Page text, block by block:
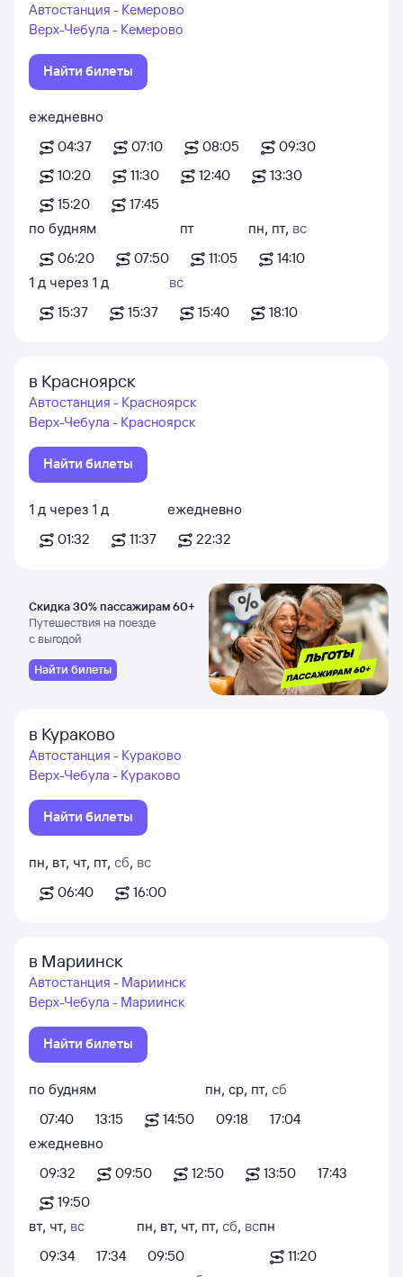
Автостанция - Кемерово
Верх-Чебула - Кемерово
Найти билеты
ежедневно
04:37
07:10 08:05
09:30
10:20
11:30 12:40
13:30
15:20
17:45
по будням
06:20
07:50
пт
11:05
пн, пт, вс
14:10
1 д через 1 д
15:37
15:37
вс
15:40
18:10
в Красноярск
Автостанция - Красноярск
Верх-Чебула - Красноярск
Найти билеты
1 д через 1 д
01:32
11:37
ежедневно
22:32
Скидка 30% пассажирам 60+
Путешествия на поезде
с выгодой
Найти билеты
в Кураково
Автостанция - Кураково
Верх-Чебула - Кураково
Найти билеты
пн, вт, чт, пт, сб, вс
06:40
16:00
в Мариинск
Автостанция - Мариинск
Верх-Чебула - Мариинск
Найти билеты
по будням
07:40
13:15 14:50
пн, ср, пт, сб
09:18
17:04
ежедневно
09:32
09:50 12:50 13:50
17:43
19:50
вт, чт, вс
09:34
17:34
пн, вт, чт, пт, сб, вс
09:50
пн
11:20